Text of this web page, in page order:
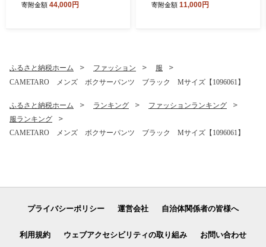
腸内環境 Flora Scan 検査サ
寄附金額 44,000円
ョン プラス トゥヴェール 乳
寄附金額 11,000円
ふるさと納税ホーム ファッション
服
CAMETARO メンズ ボクサーパンツ ブラック Mサイズ【1096061】
ふるさと納税ホーム ランキング
ファッションランキング
服ランキング
CAMETARO メンズ ボクサーパンツ ブラック Mサイズ【1096061】
プライバシーポリシー 運営会社 自治体関係者の皆様へ
利用規約 ウェブアクセシビリティの取り組み お問い合わせ